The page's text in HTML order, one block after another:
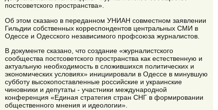
постсоветского пространства».
Об этом сказано в переданном УНИАН совместном заявлении
Гильдии собственных корреспондентов центральных СМИ в
Одессе и Одесского независимого профсоюза журналистов.
В документе сказано, что создание «журналистского
сообщества постсоветского пространства как естественную и
актуальную необходимость в сложившихся политических и
экономических условиях» инициировали в Одессе в минувшую
субботу высокопоставленные российские и украинские
чиновники и депутаты - участники международной
конференция «Единая стратегия стран СНГ в формировании
общественного мнения и идеологии».